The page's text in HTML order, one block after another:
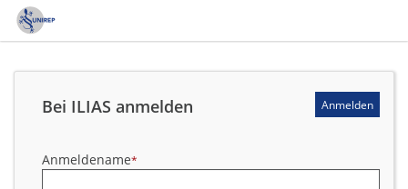
Anmelden
Erforderliche Angabe
Bei ILIAS anmelden
Anmeldename*